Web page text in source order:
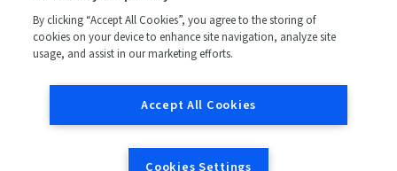
Gebruiksvoorwaarden
GRIP Expert worden?
By clicking “Accept All Cookies”, you agree to the storing of
cookies on your device to enhance site navigation, analyze site
usage, and assist in our marketing efforts.
Accept All Cookies
Cookies Settings